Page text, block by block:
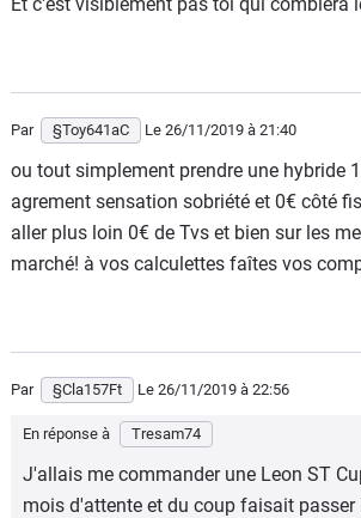
Par §Toy641aC Le 26/11/2019 à 21:40
ou tout simplement prendre une hybride
agrement sensation sobriété et 0€ côté
aller plus loin 0€ de Tvs et bien sur les
marché! à vos calculettes faîtes vos
Par §Cla157Ft Le 26/11/2019 à 22:56
En réponse à Tresam74
J'allais me commander une Leon ST
mois d'attente et du coup faisait passer